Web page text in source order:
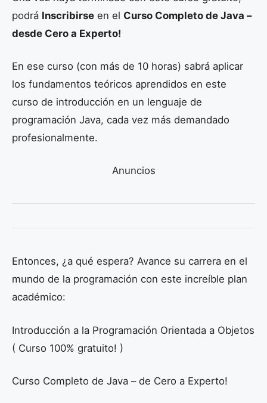
podrá Inscribirse en el Curso Completo de Java –
desde Cero a Experto!
En ese curso (con más de 10 horas) sabrá aplicar
los fundamentos teóricos aprendidos en este
curso de introducción en un lenguaje de
programación Java, cada vez más demandado
profesionalmente.
Anuncios
Entonces, ¿a qué espera? Avance su carrera en el
mundo de la programación con este increíble plan
académico:
Introducción a la Programación Orientada a Objetos
( Curso 100% gratuito! )
Curso Completo de Java – de Cero a Experto!